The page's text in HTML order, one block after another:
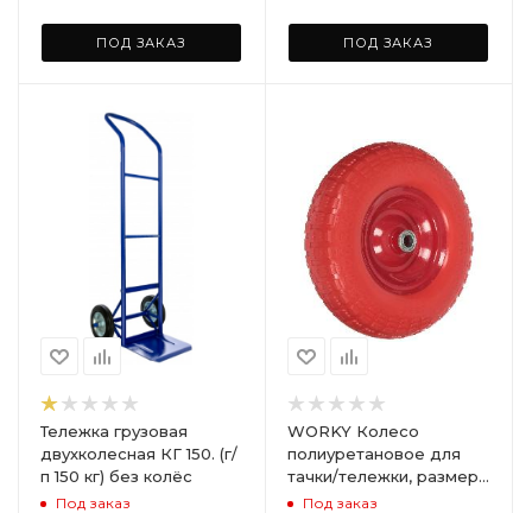
ARD255881
ПОД ЗАКАЗ ПОД ЗАКАЗ
Тележка грузовая
двухколесная КГ 150. (г/
п 150 кг) без колёс
Под заказ
WORKY Колесо
полиуретановое для
тачки/тележки, размер
4,00-6 ( d 330 мм )
Под заказ